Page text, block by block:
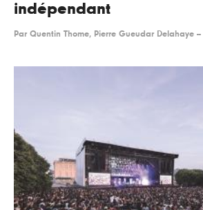
indépendant
Par Quentin Thome, Pierre Gueudar Delahaye --